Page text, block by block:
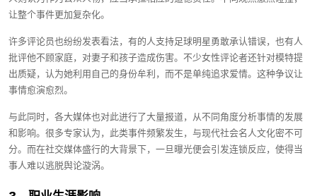
让整个事件更加复杂化。
许多评论员也纷纷发表看法，有的人支持足球明星勇敢承认错误，也有人
批评他不顾家庭，对妻子和孩子造成伤害。不少女性评论者还针对模特提
出质疑，认为她利用自己的身份牟利，而不是单纯追求爱情。这种争议让
事情愈演愈烈。
与此同时，各大媒体也对此进行了大量报道，从不同角度分析事情的发展
和影响。很多专家认为，此类事件频繁发生，与现代社会名人文化密不可
分。而在社交媒体盛行的大背景下，一旦曝光便会引发连锁反应，使得当
事人难以逃脱舆论漩涡。